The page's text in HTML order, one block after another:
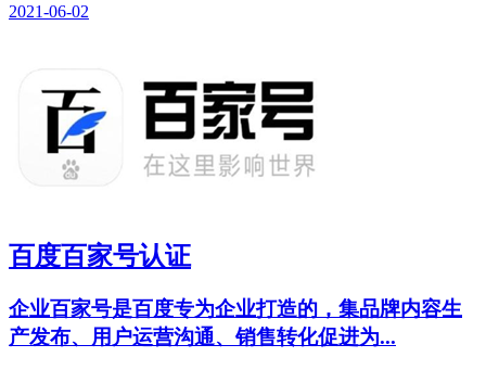
2021-06-02
百度百家号认证
企业百家号是百度专为企业打造的，集品牌内容生
产发布、用户运营沟通、销售转化促进为...